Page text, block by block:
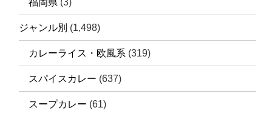
福岡県 (3)
ジャンル別 (1,498)
カレーライス・欧風系 (319)
スパイスカレー (637)
スープカレー (61)